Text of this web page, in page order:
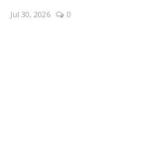
Jul 30, 2026 0